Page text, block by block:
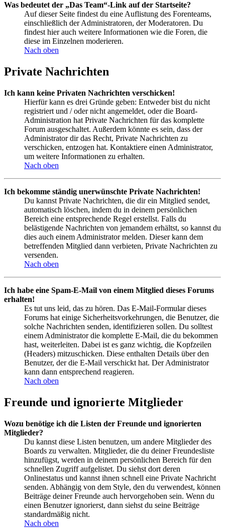
Was bedeutet der „Das Team“-Link auf der Startseite?
Auf dieser Seite findest du eine Auflistung des Forenteams,
einschließlich der Administratoren, der Moderatoren. Du
findest hier auch weitere Informationen wie die Foren, die
diese im Einzelnen moderieren.
Nach oben
Private Nachrichten
Ich kann keine Privaten Nachrichten verschicken!
Hierfür kann es drei Gründe geben: Entweder bist du nicht
registriert und / oder nicht angemeldet, oder die Board-
Administration hat Private Nachrichten für das komplette
Forum ausgeschaltet. Außerdem könnte es sein, dass der
Administrator dir das Recht, Private Nachrichten zu
verschicken, entzogen hat. Kontaktiere einen Administrator,
um weitere Informationen zu erhalten.
Nach oben
Ich bekomme ständig unerwünschte Private Nachrichten!
Du kannst Private Nachrichten, die dir ein Mitglied sendet,
automatisch löschen, indem du in deinem persönlichen
Bereich eine entsprechende Regel erstellst. Falls du
belästigende Nachrichten von jemandem erhältst, so kannst du
dies auch einem Administrator melden. Dieser kann dem
betreffenden Mitglied dann verbieten, Private Nachrichten zu
versenden.
Nach oben
Ich habe eine Spam-E-Mail von einem Mitglied dieses Forums
erhalten!
Es tut uns leid, das zu hören. Das E-Mail-Formular dieses
Forums hat einige Sicherheitsvorkehrungen, die Benutzer, die
solche Nachrichten senden, identifizieren sollen. Du solltest
einem Administrator die komplette E-Mail, die du bekommen
hast, weiterleiten. Dabei ist es ganz wichtig, die Kopfzeilen
(Headers) mitzuschicken. Diese enthalten Details über den
Benutzer, der die E-Mail verschickt hat. Der Administrator
kann dann entsprechend reagieren.
Nach oben
Freunde und ignorierte Mitglieder
Wozu benötige ich die Listen der Freunde und ignorierten
Mitglieder?
Du kannst diese Listen benutzen, um andere Mitglieder des
Boards zu verwalten. Mitglieder, die du deiner Freundesliste
hinzufügst, werden in deinem persönlichen Bereich für den
schnellen Zugriff aufgelistet. Du siehst dort deren
Onlinestatus und kannst ihnen schnell eine Private Nachricht
senden. Abhängig von dem Style, den du verwendest, können
Beiträge deiner Freunde auch hervorgehoben sein. Wenn du
einen Benutzer ignorierst, dann siehst du seine Beiträge
standardmäßig nicht.
Nach oben